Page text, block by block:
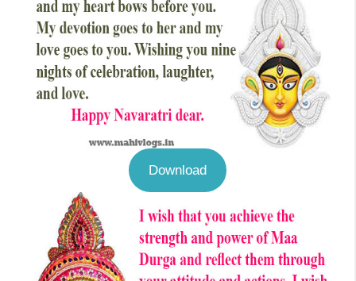
Download